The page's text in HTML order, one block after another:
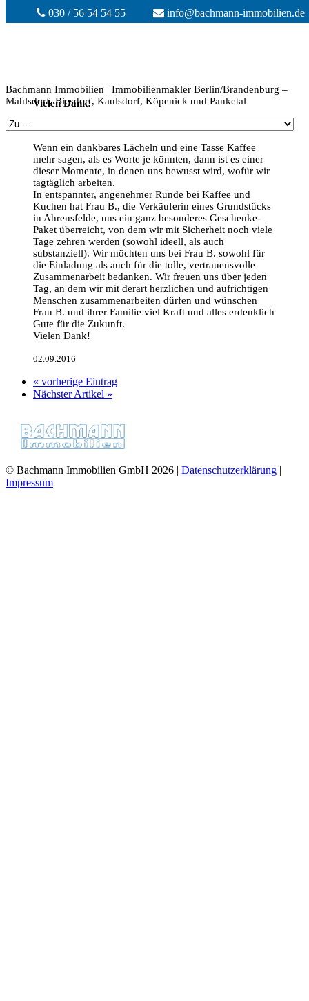
030 / 56 54 54 55 info@bachmann-immobilien.de
Bachmann Immobilien | Immobilienmakler Berlin/Brandenburg –
Mahlsdorf, Biesdorf, Kaulsdorf, Köpenick und Panketal
Vielen Dank!
Wenn ein dankbares Lächeln und eine Tasse Kaffee
mehr sagen, als es Worte je könnten, dann ist es einer
dieser Momente, in denen uns bewusst wird, wofür wir
tagtäglich arbeiten.
In entspannter, angenehmer Runde bei Kaffee und
Kuchen hat Frau B., die Verkäuferin eines Grundstücks
in Ahrensfelde, uns ein ganz besonderes Geschenke-
Paket überreicht, von dem wir mit Sicherheit noch viele
Tage zehren werden (sowohl ideell, als auch
substanziell). Wir möchten uns bei Frau B. sowohl für
die Einladung als auch für die tolle, vertrauensvolle
Zusammenarbeit bedanken. Wir freuen uns über jeden
Tag, an dem wir mit derart herzlichen und aufrichtigen
Menschen zusammenarbeiten dürfen und wünschen
Frau B. und ihrer Familie viel Kraft und alles erdenklich
Gute für die Zukunft.
Vielen Dank!
02.09.2016
« vorherige Eintrag
Nächster Artikel »
© Bachmann Immobilien GmbH 2026 | Datenschutzerklärung |
Impressum